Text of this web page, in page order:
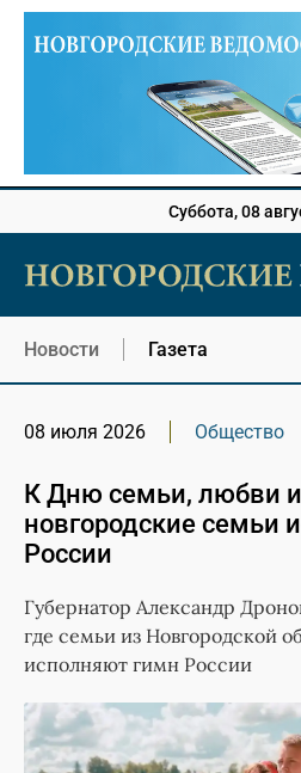
Суббота, 08
Новости Газета
08 июля 2026 Общество
К Дню семьи, любви
новгородские семьи
России
Губернатор Александр
где семьи из Новгородской
исполняют гимн России